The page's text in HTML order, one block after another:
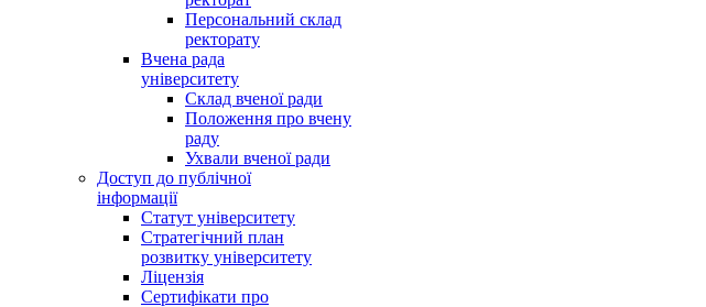
Персональний склад
ректорату
Вчена рада
університету
Склад вченої ради
Положення про вчену
раду
Ухвали вченої ради
Доступ до публічної
інформації
Статут університету
Стратегічний план
розвитку університету
Ліцензія
Сертифікати про